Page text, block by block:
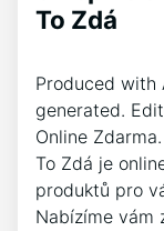
To Zdá
Produced
generated.
Online
To Zdá je
produktů pro
Nabízíme vám